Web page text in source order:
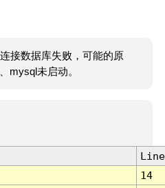
接数据库失败，可能的原
mysql未启动。
Line
14